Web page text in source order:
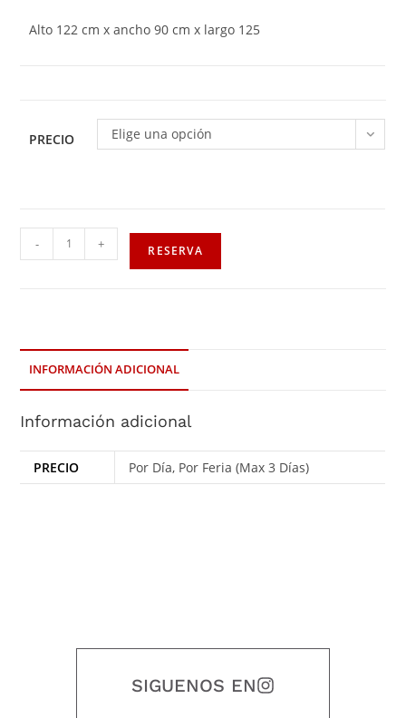
Alto 122 cm x ancho 90 cm x largo 125
PRECIO Elige una opción
- + RESERVA
INFORMACIÓN ADICIONAL
Información adicional
PRECIO Por Día, Por Feria (Max 3 Días)
SIGUENOS EN